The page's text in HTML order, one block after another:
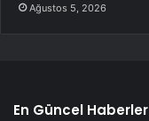
Ağustos 5, 2026
En Güncel Haberler